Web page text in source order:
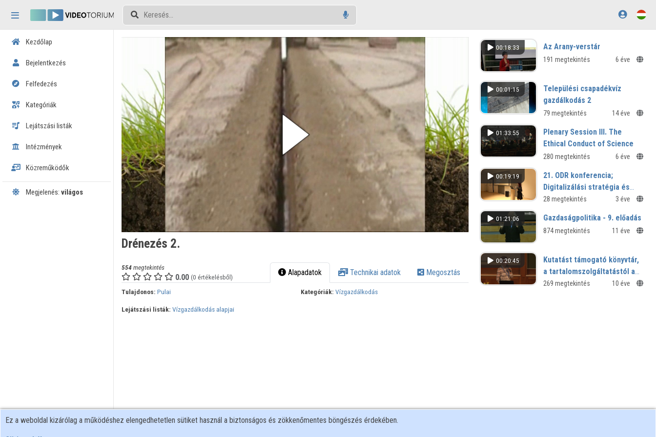
Tartalom kihagyása
Kezdőlap
Bejelentkezés
Felfedezés
Kategóriák
Lejátszási listák
Intézmények
Közreműködők
Megjelenés: világos
Drénezés 2.
554megtekintés
0.00 (0 értékelésből) Alapadatok Technikai adatok Megosztás
Tulajdonos: Pulai Kategóriák: Vízgazdálkodás
Lejátszási listák: Vízgazdálkodás alapjai
00:18:33 Az Arany-verstár
191 megtekintés 6 éve
00:01:15
Települési csapadékvíz
gazdálkodás 2
79 megtekintés 14 éve
01:33:55
Plenary Session III. The
Ethical Conduct of Science
280 megtekintés 6 éve
00:19:19
21. ODR konferencia;
Digitalizálási stratégia és
gyűjtemények a József Attila
2.
28 megtekintés 3 éve
01:21:06 Gazdaságpolitika - 9. előadás
874 megtekintés 11 éve
00:20:45
Kutatást támogató könyvtár,
a tartalomszolgáltatástól a
tartalom-gazdaságig
269 megtekintés 10 éve
Ez a weboldal kizárólag a működéshez elengedhetetlen sütiket használ a biztonságos és zökkenőmentes böngészés érdekében.